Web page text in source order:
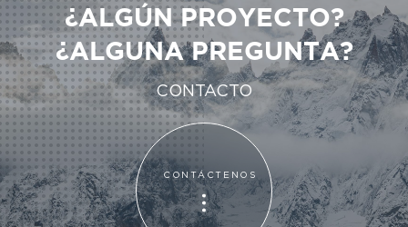
¿ALGÚN PROYECTO?
¿ALGUNA PREGUNTA?
CONTACTO
CONTÁCTENOS